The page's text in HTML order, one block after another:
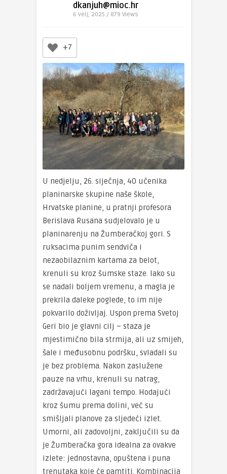
dkanjuh@mioc.hr
6 velj, 2025 / 879 Views
+7
U nedjelju, 26. siječnja, 40 učenika
planinarske skupine naše škole,
Hrvatske planine, u pratnji profesora
Berislava Rusana sudjelovalo je u
planinarenju na Žumberačkoj gori. S
ruksacima punim sendviča i
nezaobilaznim kartama za belot,
krenuli su kroz šumske staze. Iako su
se nadali boljem vremenu, a magla je
prekrila daleke poglede, to im nije
pokvarilo doživljaj. Uspon prema Svetoj
Geri bio je glavni cilj – staza je
mjestimično bila strmija, ali uz smijeh,
šale i međusobnu podršku, svladali su
je bez problema. Nakon zaslužene
pauze na vrhu, krenuli su natrag,
zadržavajući lagani tempo. Hodajući
kroz šumu prema dolini, već su
smišljali planove za sljedeći izlet.
Umorni, ali zadovoljni, zaključili su da
je Žumberačka gora idealna za ovakve
izlete: jednostavna, opuštena i puna
trenutaka koje će pamtiti. Kombinacija